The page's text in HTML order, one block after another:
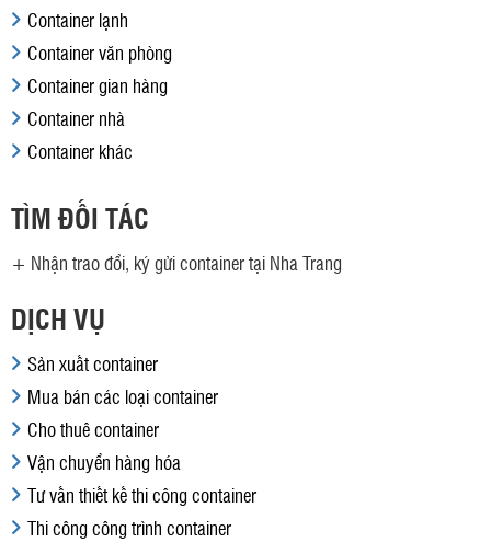
Container lạnh
Container văn phòng
Container gian hàng
Container nhà
Container khác
TÌM ĐỐI TÁC
+ Nhận trao đổi, ký gửi container tại Nha Trang
DỊCH VỤ
Sản xuất container
Mua bán các loại container
Cho thuê container
Vận chuyển hàng hóa
Tư vấn thiết kế thi công container
Thi công công trình container